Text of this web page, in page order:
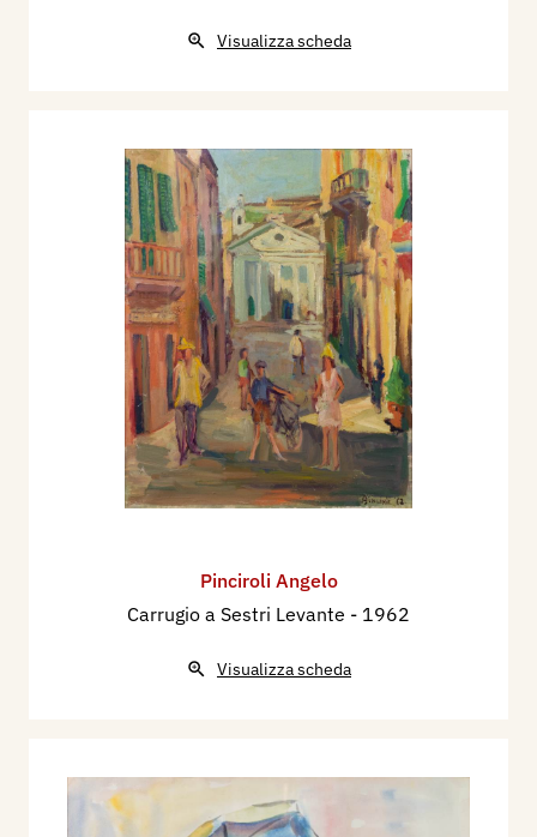
Visualizza scheda
Pinciroli Angelo
Carrugio a Sestri Levante - 1962
Visualizza scheda